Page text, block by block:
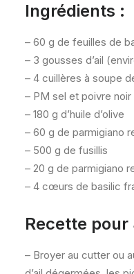
Ingrédients :
– 60 g de feuilles de
– 3 gousses d’ail
– 4 cuillères à soupe
– PM sel et poivre
– 180 g d’huile d’olive
– 60 g de parmigiano
– 500 g de fusillis
– 20 g de parmigiano
– 4 cœurs de basilic
Recette
– Broyer au cutter ou